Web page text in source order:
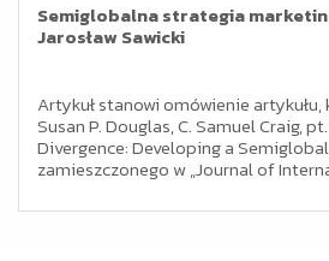
Semiglobalna strategia
Jarosław Sawicki
Artykuł stanowi omówienie
Susan P. Douglas, C. Samuel Craig,
Divergence: Developing a
zamieszczonego w „Journal of